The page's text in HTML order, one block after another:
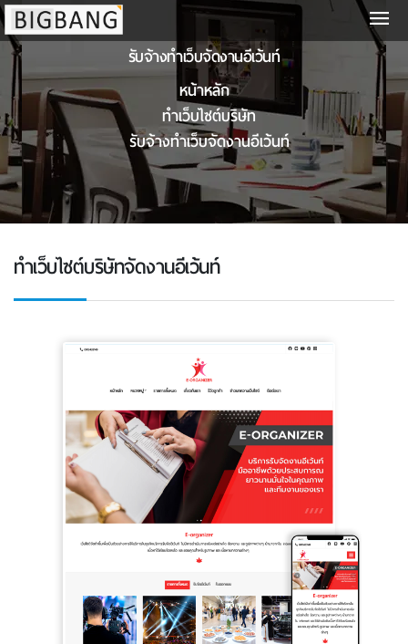
รับจ้างทำเว็บจัดงานอีเว้นท์
หน้าหลัก
ทําเว็บไซต์บริษัท
รับจ้างทำเว็บจัดงานอีเว้นท์
ทําเว็บไซต์บริษัทจัดงานอีเว้นท์